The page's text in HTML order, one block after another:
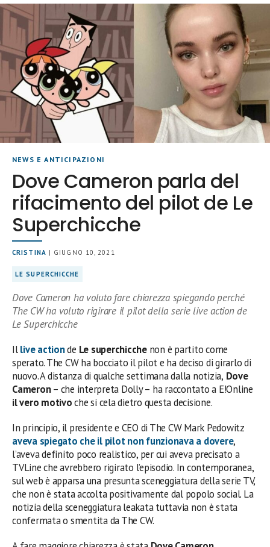
NEWS E ANTICIPAZIONI
Dove Cameron parla del
rifacimento del pilot de Le
Superchicche
CRISTINA | GIUGNO 10, 2021
LE SUPERCHICCHE
Dove Cameron ha voluto fare chiarezza spiegando perché
The CW ha voluto rigirare il pilot della serie live action de
Le Superchicche
Illive actionde Le superchicchenon è partito come
sperato. The CW ha bocciato il pilot e ha deciso di girarlo di
nuovo. A distanza di qualche settimana dalla notizia, Dove
Cameron– che interpreta Dolly – ha raccontato a E!Online
il vero motivoche si cela dietro questa decisione.
In principio, il presidente e CEO di The CW Mark Pedowitz
aveva spiegato che il pilot non funzionava a dovere,
l’aveva definito poco realistico, per cui aveva precisato a
TVLine che avrebbero rigirato l’episodio. In contemporanea,
sul web è apparsa una presunta sceneggiatura della serie TV,
che non è stata accolta positivamente dal popolo social. La
notizia della sceneggiatura leakata tuttavia non è stata
confermata o smentita da The CW.